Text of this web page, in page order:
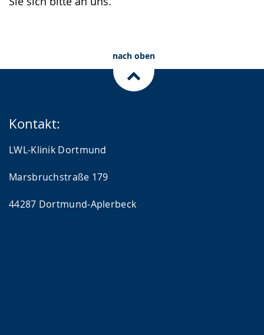
nach oben
Kontakt:
LWL-Klinik Dortmund
Marsbruchstraße 179
44287 Dortmund-Aplerbeck